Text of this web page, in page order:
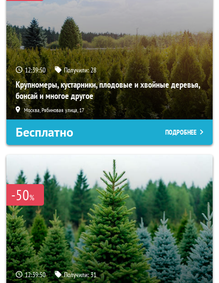
12:39:48 Получили:28
Крупномеры, кустарники, плодовые и хвойные деревья,
бонсай и многое другое
Москва, Рябиновая улица, 17
Бесплатно ПОДРОБНЕЕ
-50%
12:39:48 Получили:31